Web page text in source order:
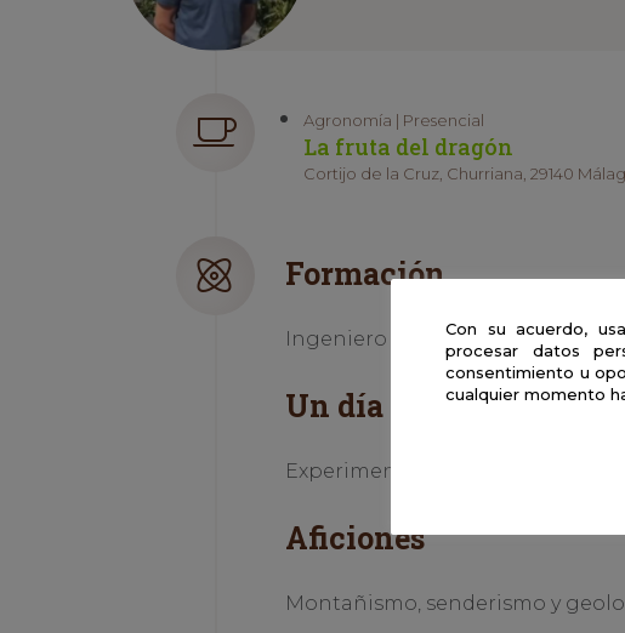
Agronomía | Presencial
La fruta del dragón
Cortijo de la Cruz, Churriana, 29140
Formación
Ingeniero agrónomo
Un día en la vida de
Experimentación, seguimiento
Aficiones
Montañismo, senderismo y
Con su acuerdo,
procesar datos
consentimiento u
cualquier momento